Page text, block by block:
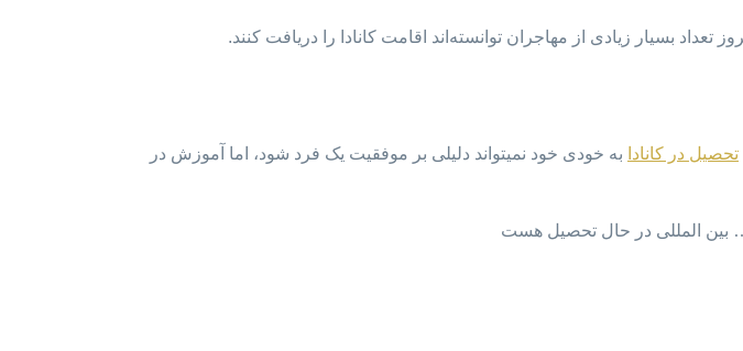
تحصیل در کانادا به خودی خود نمیتواند دلیلی بر موفقیت یک فرد شود، اما آموزش در